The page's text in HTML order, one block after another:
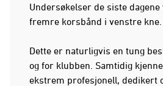
Undersøkelser de siste
fremre korsbånd i venstre kne.
Dette er naturligvis en tung
og for klubben. Samtidig
ekstrem profesjonell, dedikert